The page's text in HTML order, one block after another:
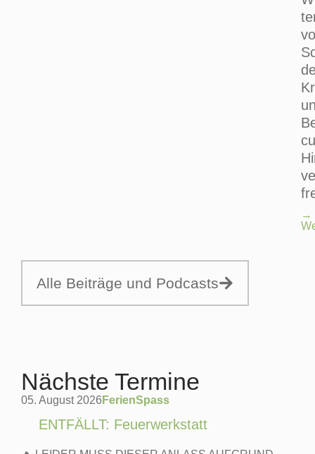
→
Alle Bei­trä­ge und Pod­casts
Nächste Termine
05. August 2026 Feri­en­Spass
ENTFÄLLT: Feuerwerkstatt